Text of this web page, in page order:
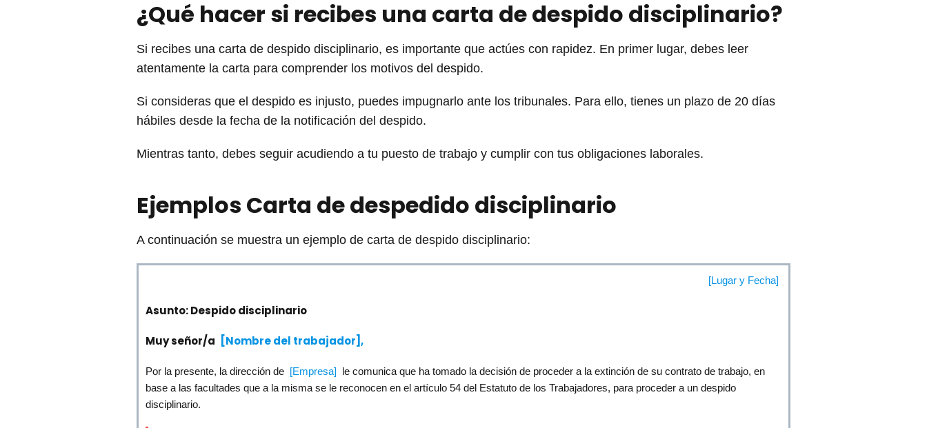
¿Qué hacer si recibes una carta de despido disciplinario?
Si recibes una carta de despido disciplinario, es importante que actúes con rapidez. En primer lugar, debes leer
atentamente la carta para comprender los motivos del despido.
Si consideras que el despido es injusto, puedes impugnarlo ante los tribunales. Para ello, tienes un plazo de 20 días
hábiles desde la fecha de la notificación del despido.
Mientras tanto, debes seguir acudiendo a tu puesto de trabajo y cumplir con tus obligaciones laborales.
Ejemplos Carta de despedido disciplinario
A continuación se muestra un ejemplo de carta de despido disciplinario:
[Lugar y Fecha]
Asunto: Despido disciplinario
Muy señor/a [Nombre del trabajador],
Por la presente, la dirección de [Empresa] le comunica que ha tomado la decisión de proceder a la extinción de su contrato de trabajo, en
base a las facultades que a la misma se le reconocen en el artículo 54 del Estatuto de los Trabajadores, para proceder a un despido
disciplinario.